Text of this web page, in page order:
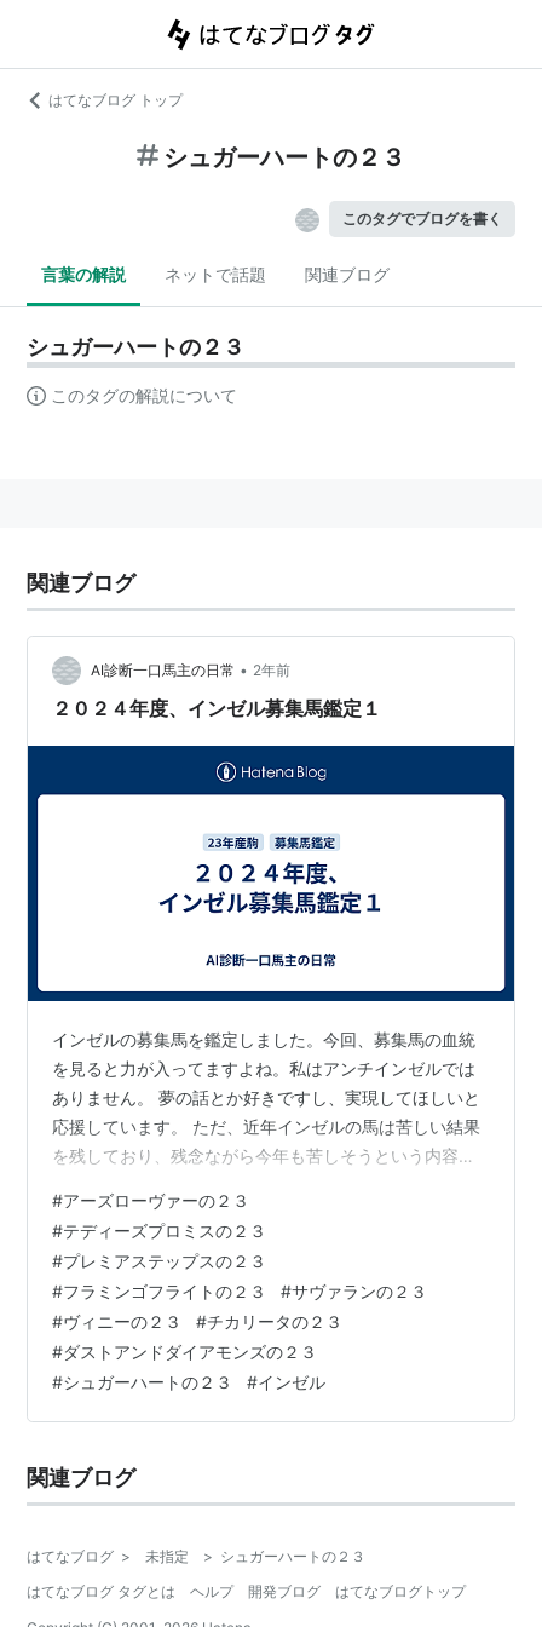
はてなブログ トップ
シュガーハートの２３
このタグでブログを書く
言葉の解説 ネットで話題 関連ブログ
シュガーハートの２３
このタグの解説について
関連ブログ
AI診断一口馬主の日常 • 2年前
２０２４年度、インゼル募集馬鑑定１
インゼルの募集馬を鑑定しました。今回、募集馬の血統
を見ると力が入ってますよね。私はアンチインゼルでは
ありません。 夢の話とか好きですし、実現してほしいと
応援しています。 ただ、近年インゼルの馬は苦しい結果
を残しており、残念ながら今年も苦しそうという内容を
＝不合格 ２-ダストアンドダイアモンズの２３ ＝不合格
３-チカリータの２３ ＝合格-ダート〇 ４-ヴィニーの２
３ ＝合格-芝、ダート〇 ５-サヴァランの２３ ＝不合格
６-フラミンゴフライトの２３ ＝不合格 ７-プレミアステ
ップスの２３ ＝不合格 ８-テディーズプロミスの２３ ＝
不合格 ９…
#アーズローヴァーの２３
#テディーズプロミスの２３
#プレミアステップスの２３
#フラミンゴフライトの２３ #サヴァランの２３
#ヴィニーの２３ #チカリータの２３
#ダストアンドダイアモンズの２３
#シュガーハートの２３ #インゼル
関連ブログ
はてなブログ > 未指定 > シュガーハートの２３
はてなブログ タグとは
ヘルプ 開発ブログ
はてなブログトップ